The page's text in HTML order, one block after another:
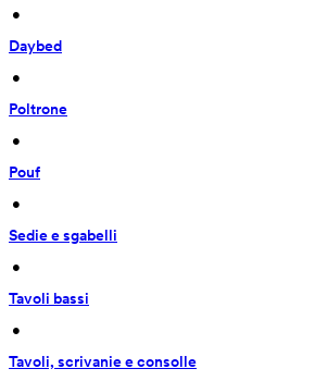
•
Daybed
•
Poltrone
•
Pouf
•
Sedie e sgabelli
•
Tavoli bassi
•
Tavoli, scrivanie e consolle